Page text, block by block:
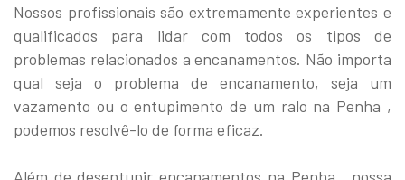
Nossos profissionais são extremamente experientes e
qualificados para lidar com todos os tipos de
problemas relacionados a encanamentos. Não importa
qual seja o problema de encanamento, seja um
vazamento ou o entupimento de um ralo na Penha ,
podemos resolvê-lo de forma eficaz.